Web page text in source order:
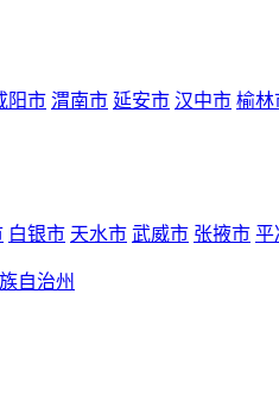
阳市 渭南市 延安市 汉中市 榆林
白银市 天水市 武威市 张掖市 平
自治州